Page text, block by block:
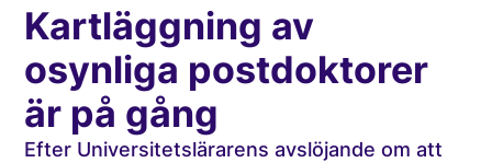
Kartläggning av
osynliga postdoktorer
är på gång
Efter Universitetslärarens avslöjande om att